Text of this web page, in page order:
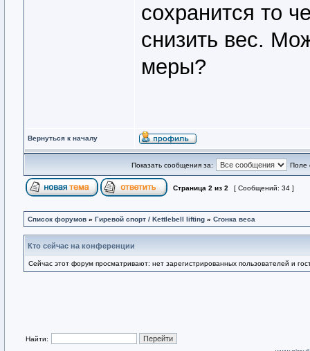
сохранится то
снизить вес.
меры?
Вернуться к началу
Показать сообщения за: Поле
Страница 2 из 2 [ Сообщений: 34 ]
Список форумов » Гиревой спорт / Kettlebell lifting » Сгонка веса
Кто сейчас на конференции
Сейчас этот форум просматривают: нет зарегистрированных пользователей и
Найти: